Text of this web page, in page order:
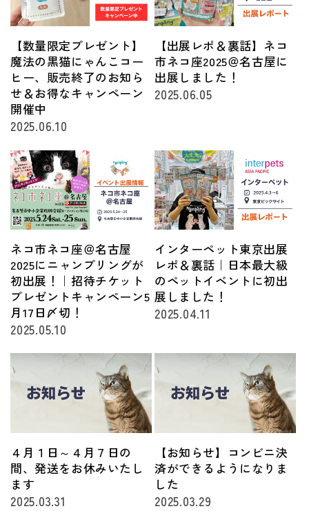
【数量限定プレゼント】
魔法の黒猫にゃんこコー
ヒー、販売終了のお知ら
せ＆お得なキャンペーン
開催中
2025.06.10
【出展レポ＆裏話】ネコ
市ネコ座2025＠名古屋に
出展しました！
2025.06.05
ネコ市ネコ座＠名古屋
2025にニャンプリングが
初出展！｜招待チケット
プレゼントキャンペーン5
月17日〆切！
2025.05.10
インターペット東京出展
レポ＆裏話｜日本最大級
のペットイベントに初出
展しました！
2025.04.11
４月１日～４月７日の
間、発送をお休みいたし
ます
2025.03.31
【お知らせ】コンビニ決
済ができるようになりま
した
2025.03.29